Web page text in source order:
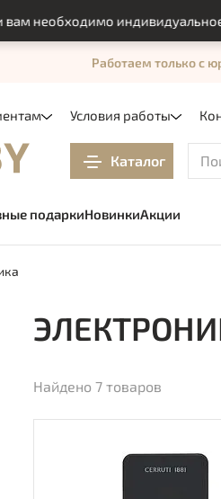
индивидуальное
Условия работы
Работаем только с
Каталог
подаркиНовинкиАкции
Найдено 7 товаров